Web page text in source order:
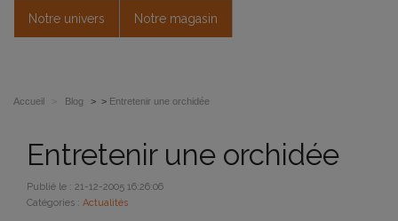
Notre univers Notre magasin
Accueil Blog > > Entretenir une orchidée
Entretenir une orchidée
Publié le : 21-12-2005 16:26:06
Catégories : Actualités